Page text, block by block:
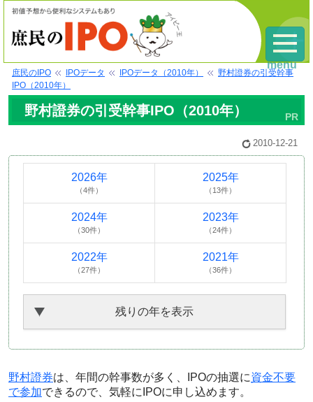
庶民のIPO IPOデータ IPOデータ（2010年）
野村證券の引受幹事
IPO（2010年）
野村證券の引受幹事IPO（2010年）
2010-12-21
2026年
（4件）
2025年
（13件）
2024年
（30件）
2023年
（24件）
2022年
（27件）
2021年
（36件）
残りの年を表示
野村證券は、年間の幹事数が多く、IPOの抽選に資金不要
で参加できるので、気軽にIPOに申し込めます。
menu